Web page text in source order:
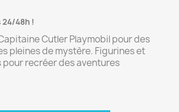
24/48h !
Cutler Playmobil pour des
pleines de mystère. Figurines et
recréer des aventures